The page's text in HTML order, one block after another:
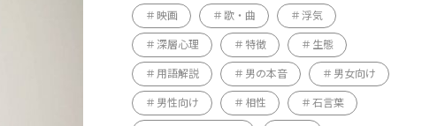
映画 歌・曲 浮気
深層心理 特徴 生態
用語解説 男の本音 男女向け
男性向け 相性 石言葉